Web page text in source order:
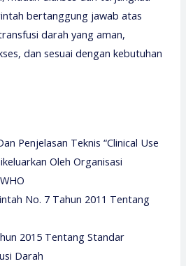
bertanggung jawab atas
darah yang aman,
dan sesuai dengan kebutuhan
Penjelasan Teknis “Clinical Use
Oleh Organisasi
No. 7 Tahun 2011 Tentang
2015 Tentang Standar
Darah